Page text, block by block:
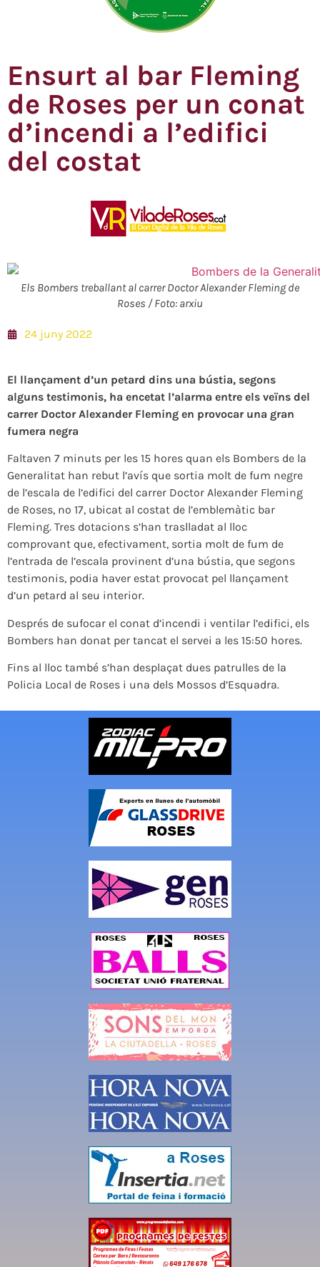
Ensurt al bar Fleming
de Roses per un conat
d’incendi a l’edifici
del costat
Els Bombers treballant al carrer Doctor Alexander Fleming de
Roses / Foto: arxiu
24 juny 2022
El llançament d’un petard dins una bústia, segons
alguns testimonis, ha encetat l’alarma entre els veïns del
carrer Doctor Alexander Fleming en provocar una gran
fumera negra
Faltaven 7 minuts per les 15 hores quan els Bombers de la
Generalitat han rebut l’avís que sortia molt de fum negre
de l’escala de l’edifici del carrer Doctor Alexander Fleming
de Roses, nº 17, ubicat al costat de l’emblemàtic bar
Fleming. Tres dotacions s’han traslladat al lloc
comprovant que, efectivament, sortia molt de fum de
l’entrada de l’escala provinent d’una bústia, que segons
testimonis, podia haver estat provocat pel llançament
d’un petard al seu interior.
Després de sufocar el conat d’incendi i ventilar l’edifici, els
Bombers han donat per tancat el servei a les 15:50 hores.
Fins al lloc també s’han desplaçat dues patrulles de la
Policia Local de Roses i una dels Mossos d’Esquadra.